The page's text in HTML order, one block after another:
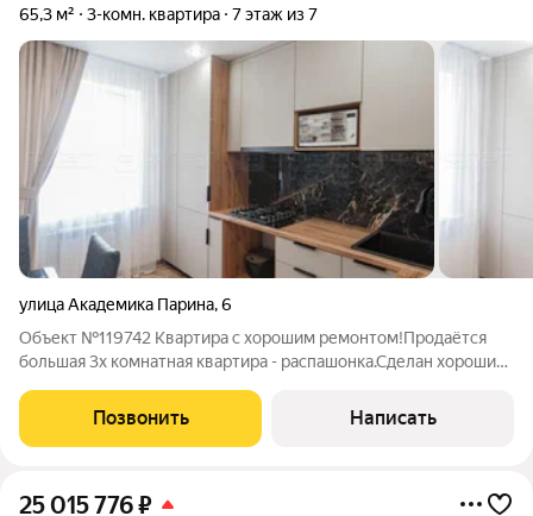
65,3 м² 3-комн. квартира 7 этаж из 7
улица Академика Парина,6
Объект №119742 Квартира с хорошим ремонтом!Продаётся
большая 3х комнатная квартира - распашонка.Сделан хороший
стяжка пола. Установлен бойлер для нагрева воды, в летнее
время независимо от
Позвонить Написать
25 015 776₽